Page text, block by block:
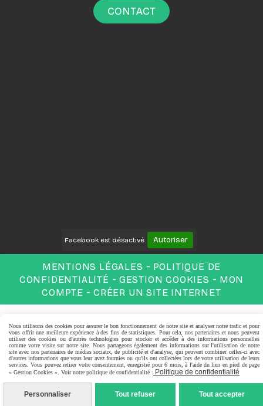
CONTACT
Facebook est désactivé. Autoriser
MENTIONS LÉGALES
POLITIQUE DE
CONFIDENTIALITÉ
GESTION COOKIES
MON
COMPTE
CRÉER UN SITE INTERNET
Nous utilisons des cookies pour assurer le bon fonctionnement de notre site et analyser notre trafic et pour
vous offrir une meilleure expérience à des fins de statistiques. Pour cela, nos partenaires et nous peuvent
utiliser des cookies ou d'autres technologies pour stocker et accéder à des informations personnelles
comme votre visite sur notre site. Nous partageons également des informations sur l'utilisation de notre
site avec nos partenaires de médias sociaux, de publicité et d'analyse, qui peuvent combiner celles-ci avec
d'autres informations que vous leur avez fournies ou qu'ils ont collectées lors de votre utilisation de leurs
services. Vous pouvez retirer votre consentement, enregistré pour 6 mois, à l'aide du lien en pied de page
« Gestion Cookies ». Voir notre politique de confidentialité : Politique de confidentialité
Personnaliser Tout refuser Tout accepter